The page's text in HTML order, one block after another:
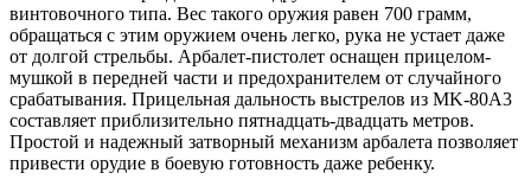
винтовочного типа. Вес такого оружия равен 700 грамм,
обращаться с этим оружием очень легко, рука не устает даже
от долгой стрельбы. Арбалет-пистолет оснащен прицелом-
мушкой в передней части и предохранителем от случайного
срабатывания. Прицельная дальность выстрелов из MK-80A3
составляет приблизительно пятнадцать-двадцать метров.
Простой и надежный затворный механизм арбалета позволяет
привести орудие в боевую готовность даже ребенку.